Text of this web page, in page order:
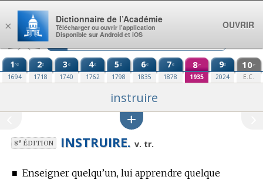
Aller au contenu
1re
1694
2e
1718
3e
1740
4e
1762
5e
1798
6e
1835
7e
1878
8e
1935
9e
2024
10e
E.C.
instruire
8eÉDITION INSTRUIRE. v. tr.
■ Enseigner quelqu’un, lui apprendre quelque
×
Dictionnaire de l’Académie
Télécharger ou ouvrir l’application
Disponible sur Android et iOS
OUVRIR